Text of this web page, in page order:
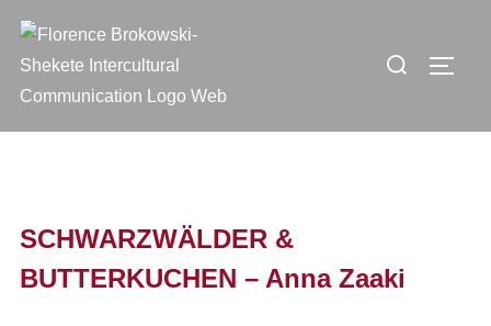
SCHWARZWÄLDER &
BUTTERKUCHEN – Anna Zaaki